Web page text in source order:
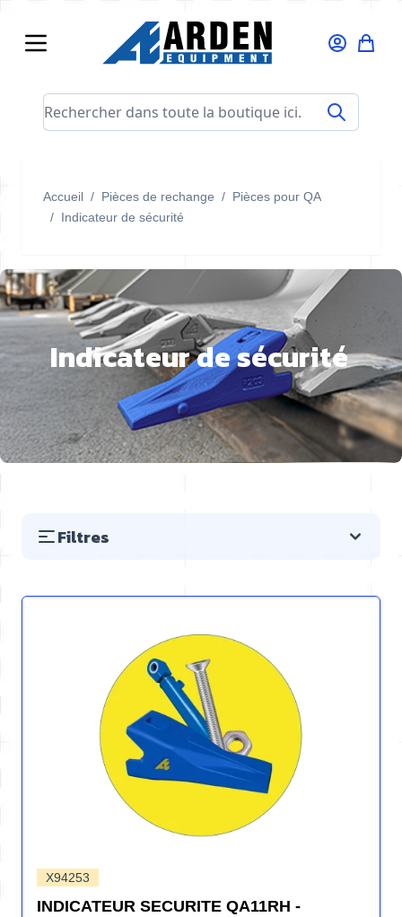
Rechercher dans toute la boutique ici...
Accueil / Pièces de rechange / Pièces pour QA
/ Indicateur de sécurité
Indicateur de sécurité
Filtres
X94253
INDICATEUR SECURITE QA11RH -